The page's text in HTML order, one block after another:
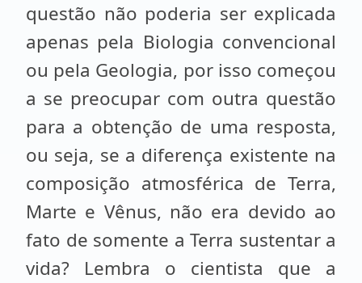
questão não poderia ser explicada
apenas pela Biologia convencional
ou pela Geologia, por isso começou
a se preocupar com outra questão
para a obtenção de uma resposta,
ou seja, se a diferença existente na
composição atmosférica de Terra,
Marte e Vênus, não era devido ao
fato de somente a Terra sustentar a
vida? Lembra o cientista que a